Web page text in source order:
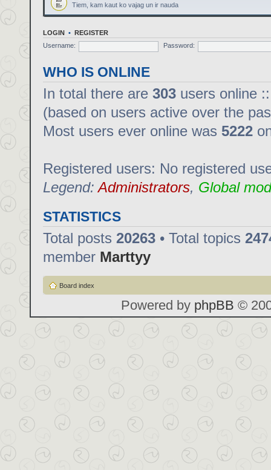
Tiem, kam kaut ko vajag un ir nauda
LOGIN • REGISTER
Username:
Password:
WHO IS ONLINE
In total there are 303 users online
(based on users active over the
Most users ever online was 5222
Registered users: No registered
Legend:Administrators, Global
STATISTICS
Total posts 20263 • Total topics
member Marttyy
Board index
Powered by phpBB ©